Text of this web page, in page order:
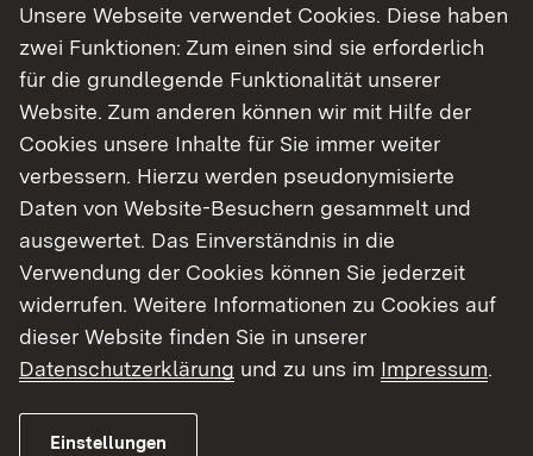
barrierefreien Zuwegung zur Haltestelle auch
Teile der vorhandenen Parkflächen als
barrierefreie Parkplätze umgestaltet sowie die
Straßen- und Parkplatzentwässerung neu
geordnet. Nachdem ein Abschnitt des
Lotharpfades, beziehungsweise des
Spechtpfades bereits durch den Nationalpark
Schwarzwald barrierefrei gestaltet wurde, soll
durch den Umbau der Bushaltestelle nun auch
die barrierefreie Erreichbarkeit mit dem ÖPNV
hergestellt werden.
Die B 500 bleibt über beide Bauphasen
Unsere Webseite verwendet Cookies. Diese haben
zwei Funktionen: Zum einen sind sie erforderlich
für die grundlegende Funktionalität unserer
Website. Zum anderen können wir mit Hilfe der
Cookies unsere Inhalte für Sie immer weiter
verbessern. Hierzu werden pseudonymisierte
Daten von Website-Besuchern gesammelt und
ausgewertet. Das Einverständnis in die
Verwendung der Cookies können Sie jederzeit
widerrufen. Weitere Informationen zu Cookies auf
dieser Website finden Sie in unserer
Datenschutzerklärung und zu uns im Impressum.
Einstellungen